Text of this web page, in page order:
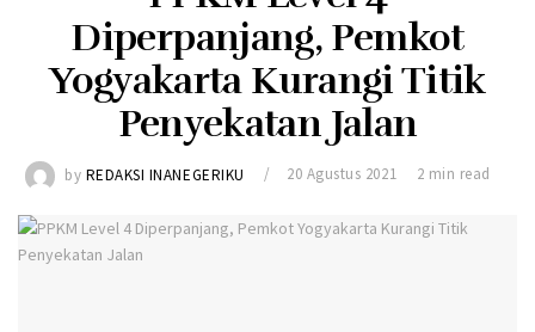
Diperpanjang, Pemkot
Yogyakarta Kurangi Titik
Penyekatan Jalan
by REDAKSI INANEGERIKU 20 Agustus 2021 2 min read